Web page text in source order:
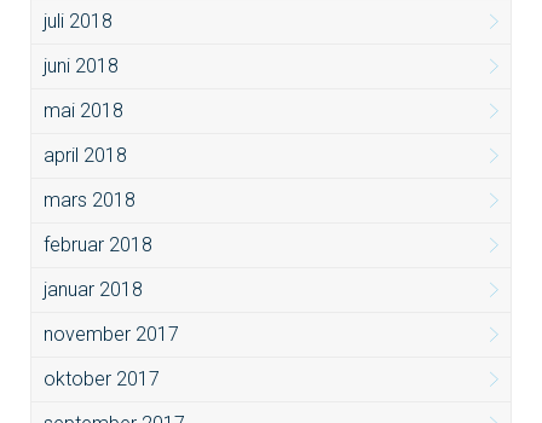
juli 2018
juni 2018
mai 2018
april 2018
mars 2018
februar 2018
januar 2018
november 2017
oktober 2017